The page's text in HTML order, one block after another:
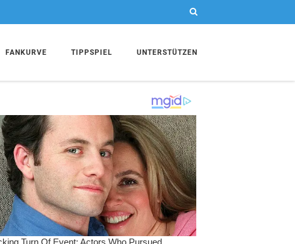
FANKURVE TIPPSPIEL UNTERSTÜTZEN